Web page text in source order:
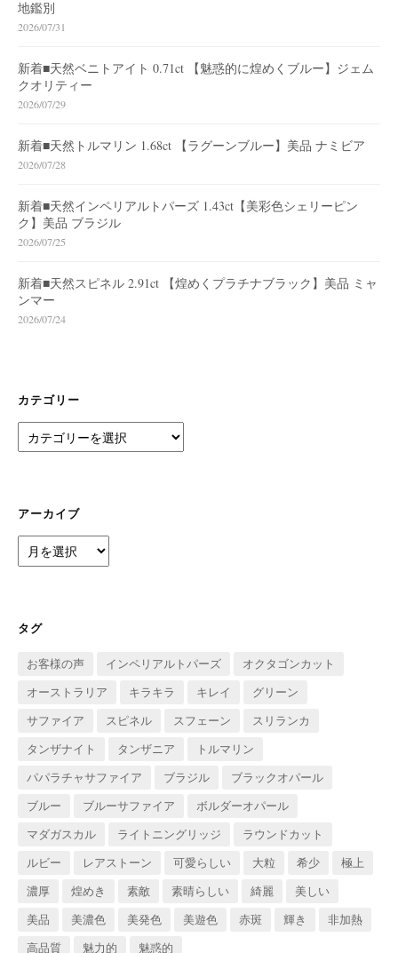
地鑑別
2026/07/31
新着■天然ベニトアイト 0.71ct 【魅惑的に煌めくブルー】ジェム
クオリティー
2026/07/29
新着■天然トルマリン 1.68ct 【ラグーンブルー】美品 ナミビア
2026/07/28
新着■天然インペリアルトパーズ 1.43ct【美彩色シェリーピン
ク】美品 ブラジル
2026/07/25
新着■天然スピネル 2.91ct 【煌めくプラチナブラック】美品 ミャ
ンマー
2026/07/24
カテゴリー
テ
ー
アーカイブ
ー
ブ
タグ
お客様の声 インペリアルトパーズ
オクタゴンカット
オーストラリア
キラキラ キレイ
グリーン
サファイア
スピネル スフェーン
スリランカ
タンザナイト
タンザニア
トルマリン
パパラチャサファイア
ブラジル
ブラックオパール
ブルー
ブルーサファイア
ボルダーオパール
マダガスカル
ライトニングリッジ
ラウンドカット
ルビー
レアストーン 可愛らしい 大粒 希少
極上
濃厚
煌めき 素敵 素晴らしい 綺麗
美しい
美品
美濃色 美発色 美遊色 赤斑 輝き
非加熱
高品質
魅力的 魅惑的